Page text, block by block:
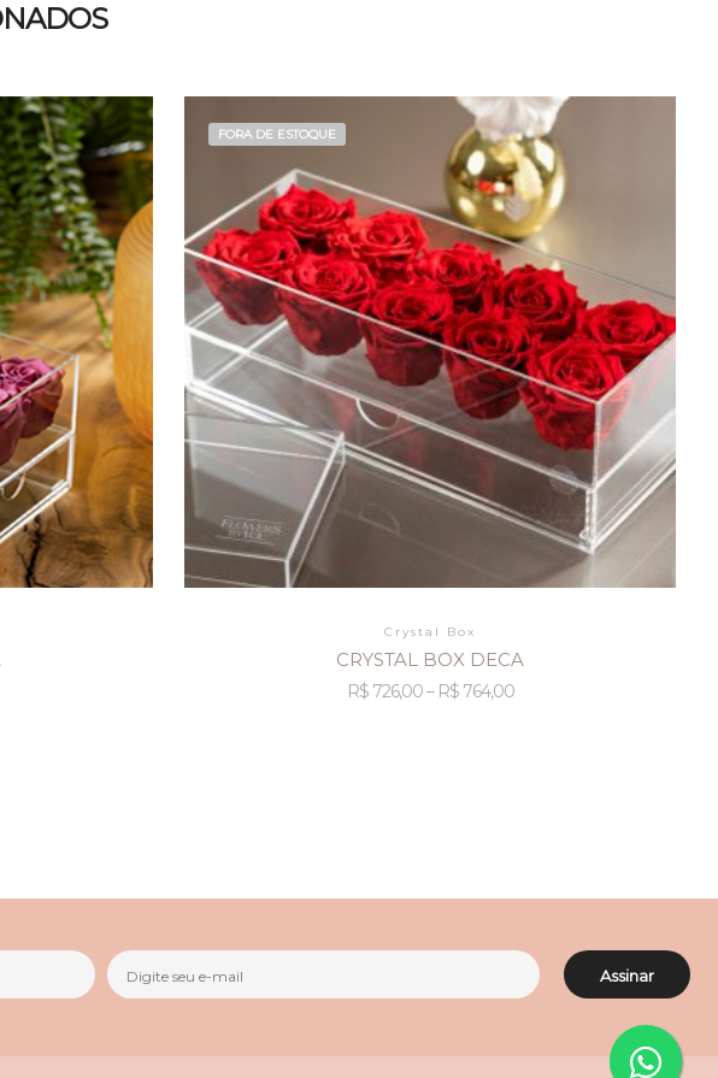
FORA DE ESTOQUE
Crystal Box
CRYSTAL BOX DECA
R$726,00– R$764,00